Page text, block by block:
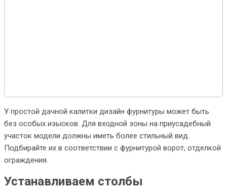
У простой дачной калитки дизайн фурнитуры может быть
без особых изысков. Для входной зоны на приусадебный
участок модели должны иметь более стильный вид.
Подбирайте их в соответствии с фурнитурой ворот, отделкой
ограждения.
Устанавливаем столбы